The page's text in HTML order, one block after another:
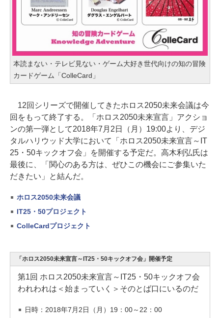
本読まない・テレビ見ない・ゲーム大好き世代向けの知の冒険
カードゲーム「ColleCard」
12回シリーズで開催してきたホロス2050未来会議は今
回をもって終了する。「ホロス2050未来宣言」アクショ
ンの第一弾として2018年7月2日（月）19:00より、デジ
タルハリウッド大学において「ホロス2050未来宣言～IT
25・50キックオフ会」を開催する予定だ。高木利弘氏は
最後に、「関心のある方は、ぜひこの機会にご参集いた
だきたい」と結んだ。
ホロス2050未来会議
IT25・50プロジェクト
ColleCardプロジェクト
「ホロス2050未来宣言～IT25・50キックオフ会」開催予定
第1回 ホロス2050未来宣言～IT25・50キックオフ会
われわれは＜始まっていく＞そのとば口にいるのだ
日時：2018年7月2日（月）19：00～22：00